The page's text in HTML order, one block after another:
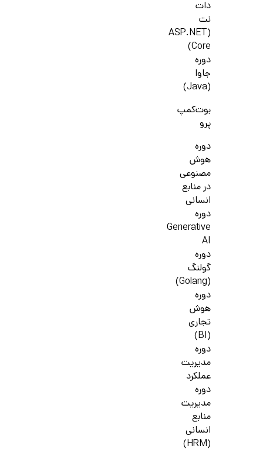
دات
نت
(ASP.NET
Core)
دوره
جاوا
(Java)
بوت‌کمپ
پرو
دوره
هوش
مصنوعی
در منابع
انسانی
دوره
Generative
AI
دوره
گولنگ
(Golang)
دوره
هوش
تجاری
(BI)
دوره
مدیریت
عملکرد
دوره
مدیریت
منابع
انسانی
(HRM)